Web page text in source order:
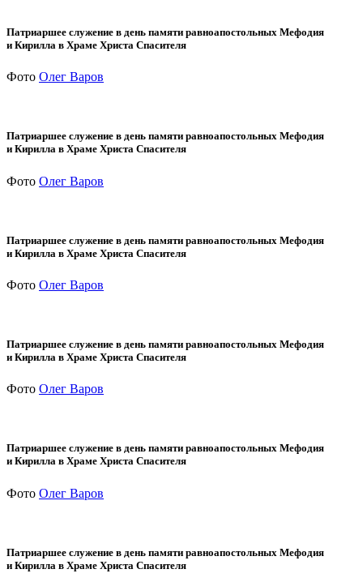
Патриаршее служение в день памяти равноапостольных Мефодия
и Кирилла в Храме Христа Спасителя
Фото Олег Варов
Патриаршее служение в день памяти равноапостольных Мефодия
и Кирилла в Храме Христа Спасителя
Фото Олег Варов
Патриаршее служение в день памяти равноапостольных Мефодия
и Кирилла в Храме Христа Спасителя
Фото Олег Варов
Патриаршее служение в день памяти равноапостольных Мефодия
и Кирилла в Храме Христа Спасителя
Фото Олег Варов
Патриаршее служение в день памяти равноапостольных Мефодия
и Кирилла в Храме Христа Спасителя
Фото Олег Варов
Патриаршее служение в день памяти равноапостольных Мефодия
и Кирилла в Храме Христа Спасителя